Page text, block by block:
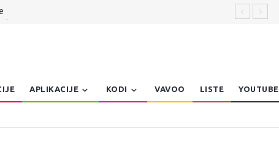
APLIKACIJE KODI VAVOO LISTE YOUTUBE